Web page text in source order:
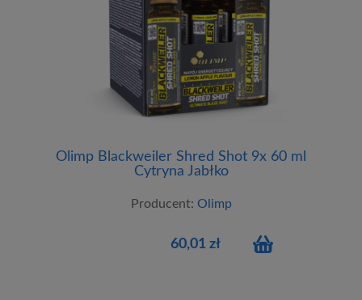
Olimp Blackweiler Shred Shot 9x 60 ml
Cytryna Jabłko
Producent: Olimp
60,01 zł